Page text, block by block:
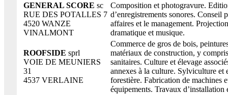
GENERAL SCORE sc
RUE DES POTALLES 7
4520 WANZE
VINALMONT
Composition et photogravure.
d’enregistrements sonores. Conseil
affaires et le management.
dramatique et musique.
ROOFSIDE sprl
VOIE DE MEUNIERS
31
4537 VERLAINE
Commerce de gros de bois,
matériaux de construction, y
sanitaires. Culture et élevage
annexes à la culture. Sylviculture et
forestière. Fabrication de machines
équipements. Travaux d’installation